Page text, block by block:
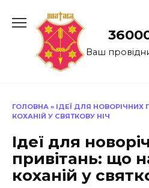
до
Ваш
ГОЛОВНА » ІДЕЇ ДЛЯ НОВОРІЧНИХ
КОХАНІЙ У СВЯТКОВУ НІЧ
Ідеї для
привітань: що
коханій у